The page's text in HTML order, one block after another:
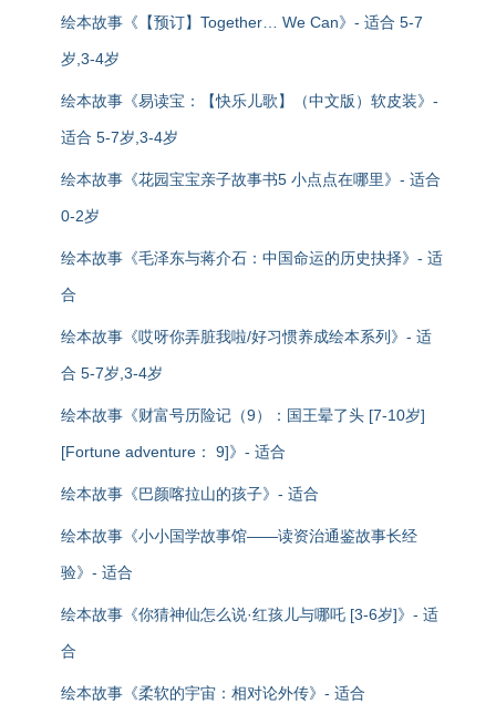
绘本故事《【预订】Together… We Can》- 适合 5-7
岁,3-4岁
绘本故事《易读宝：【快乐儿歌】（中文版）软皮装》-
适合 5-7岁,3-4岁
绘本故事《花园宝宝亲子故事书5 小点点在哪里》- 适合
0-2岁
绘本故事《毛泽东与蒋介石：中国命运的历史抉择》- 适
合
绘本故事《哎呀你弄脏我啦/好习惯养成绘本系列》- 适
合 5-7岁,3-4岁
绘本故事《财富号历险记（9）：国王晕了头 [7-10岁]
[Fortune adventure： 9]》- 适合
绘本故事《巴颜喀拉山的孩子》- 适合
绘本故事《小小国学故事馆——读资治通鉴故事长经
验》- 适合
绘本故事《你猜神仙怎么说·红孩儿与哪吒 [3-6岁]》- 适
合
绘本故事《柔软的宇宙：相对论外传》- 适合